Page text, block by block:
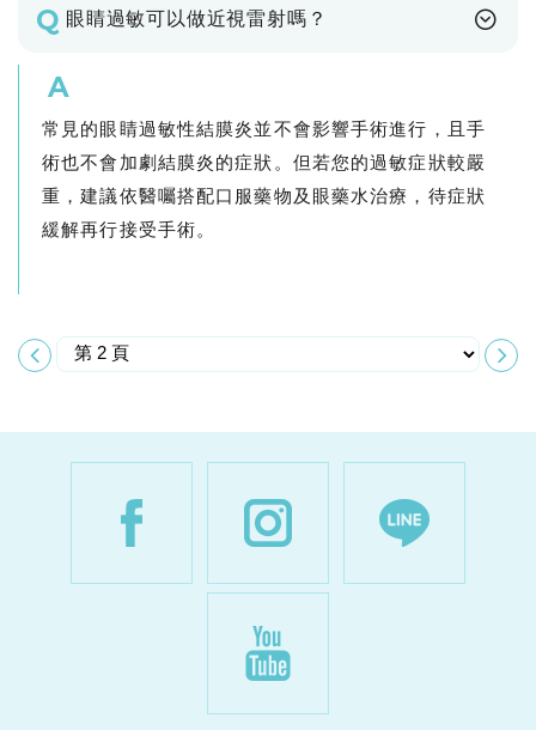
Q 眼睛過敏可以做近視雷射嗎？
A
常見的眼睛過敏性結膜炎並不會影響手術進行，且手
術也不會加劇結膜炎的症狀。但若您的過敏症狀較嚴
重，建議依醫囑搭配口服藥物及眼藥水治療，待症狀
緩解再行接受手術。